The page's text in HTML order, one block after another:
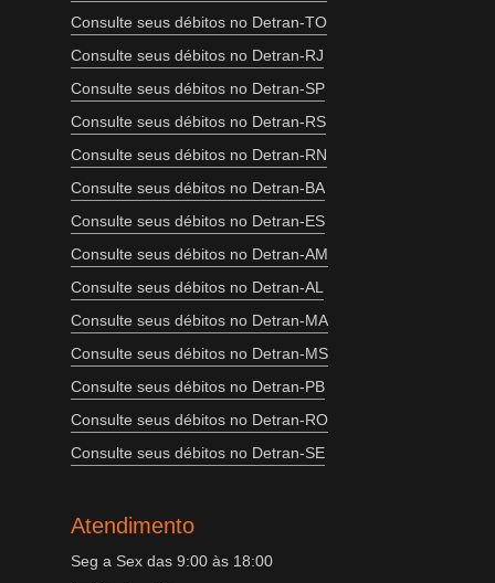
Consulte seus débitos no Detran-TO
Consulte seus débitos no Detran-RJ
Consulte seus débitos no Detran-SP
Consulte seus débitos no Detran-RS
Consulte seus débitos no Detran-RN
Consulte seus débitos no Detran-BA
Consulte seus débitos no Detran-ES
Consulte seus débitos no Detran-AM
Consulte seus débitos no Detran-AL
Consulte seus débitos no Detran-MA
Consulte seus débitos no Detran-MS
Consulte seus débitos no Detran-PB
Consulte seus débitos no Detran-RO
Consulte seus débitos no Detran-SE
Atendimento
Seg a Sex das 9:00 às 18:00